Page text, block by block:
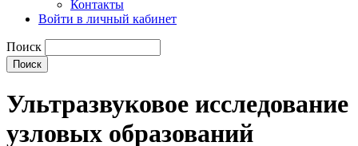
Контакты
Войти в личный кабинет
Поиск
Ультразвуковое исследование
узловых образований